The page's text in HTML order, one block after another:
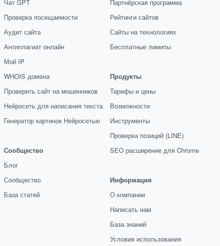
Чат GPT
Проверка посещаемости
Аудит сайта
Антиплагиат онлайн
Мой IP
WHOIS домена
Проверить сайт на мошенников
Нейросеть для написания текста
Генератор картинок Нейросетью
Сообщество
Блог
Сообщество
База статей
Партнёрская программа
Рейтинги сайтов
Сайты на технологиях
Бесплатные лимиты
Продукты
Тарифы и цены
Возможности
Инструменты
Проверка позиций (LINE)
SEO расширение для Chrome
Информация
О компании
Написать нам
База знаний
Условия использования